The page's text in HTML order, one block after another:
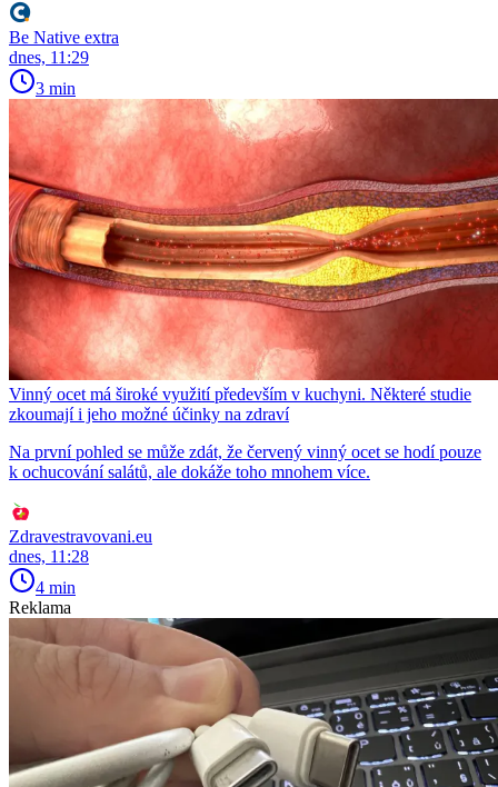
Be Native extra
dnes, 11:29
3 min
Vinný ocet má široké využití především v kuchyni. Některé studie
zkoumají i jeho možné účinky na zdraví
Na první pohled se může zdát, že červený vinný ocet se hodí pouze
k ochucování salátů, ale dokáže toho mnohem více.
Zdravestravovani.eu
dnes, 11:28
4 min
Reklama